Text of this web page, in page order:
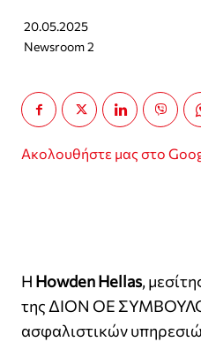
20.05.2025
Newsroom 2
Ακολουθήστε μας στο
Η Howden Hellas,
της ΔΙΟΝ ΟΕ
ασφαλιστικών